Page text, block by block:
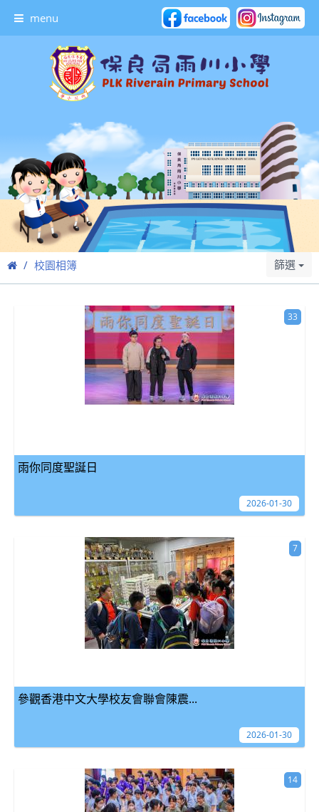
menu
校園相簿 篩選
雨你同度聖誕日
33
2026-01-30
參觀香港中文大學校友會聯會陳震...
7
2026-01-30
14